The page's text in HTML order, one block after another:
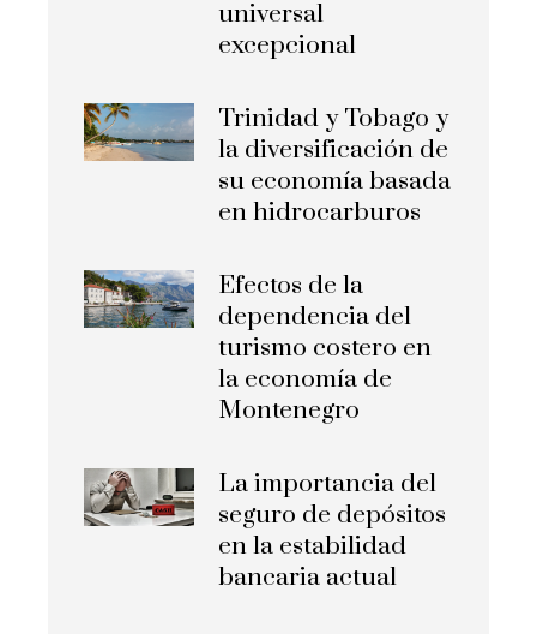
universal
excepcional
Trinidad y Tobago y
la diversificación de
su economía basada
en hidrocarburos
Efectos de la
dependencia del
turismo costero en
la economía de
Montenegro
La importancia del
seguro de depósitos
en la estabilidad
bancaria actual